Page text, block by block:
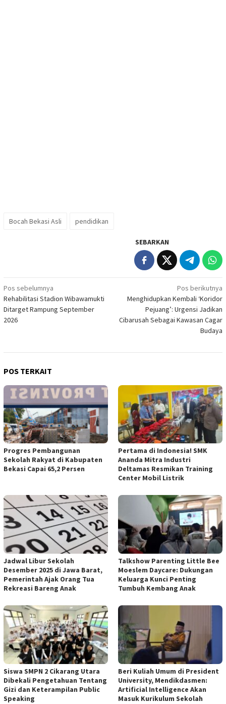
Bocah Bekasi Asli pendidikan
SEBARKAN
Navigasi
pos
Pos sebelumnya
Rehabilitasi Stadion Wibawamukti
Ditarget Rampung September
2026
Pos berikutnya
Menghidupkan Kembali ‘Koridor
Pejuang’: Urgensi Jadikan
Cibarusah Sebagai Kawasan Cagar
Budaya
POS TERKAIT
Progres Pembangunan
Sekolah Rakyat di Kabupaten
Bekasi Capai 65,2 Persen
Pertama di Indonesia! SMK
Ananda Mitra Industri
Deltamas Resmikan Training
Center Mobil Listrik
Jadwal Libur Sekolah
Desember 2025 di Jawa Barat,
Pemerintah Ajak Orang Tua
Rekreasi Bareng Anak
Talkshow Parenting Little Bee
Moeslem Daycare: Dukungan
Keluarga Kunci Penting
Tumbuh Kembang Anak
Siswa SMPN 2 Cikarang Utara
Dibekali Pengetahuan Tentang
Gizi dan Keterampilan Public
Speaking
Beri Kuliah Umum di President
University, Mendikdasmen:
Artificial Intelligence Akan
Masuk Kurikulum Sekolah